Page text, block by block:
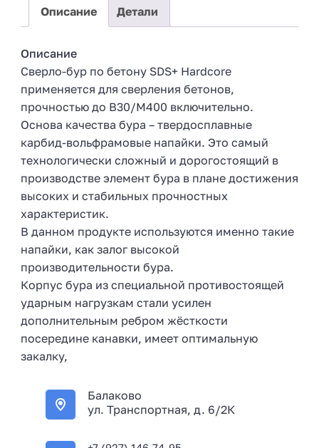
Описание Детали
Описание
Сверло-бур по бетону SDS+ Hardcore
применяется для сверления бетонов,
прочностью до В30/М400 включительно.
Основа качества бура – твердосплавные
карбид-вольфрамовые напайки. Это самый
технологически сложный и дорогостоящий в
производстве элемент бура в плане достижения
высоких и стабильных прочностных
характеристик.
В данном продукте используются именно такие
напайки, как залог высокой
производительности бура.
Корпус бура из специальной противостоящей
ударным нагрузкам стали усилен
дополнительным ребром жёсткости
посередине канавки, имеет оптимальную
закалку,
Балаково
ул. Транспортная, д. 6/2К